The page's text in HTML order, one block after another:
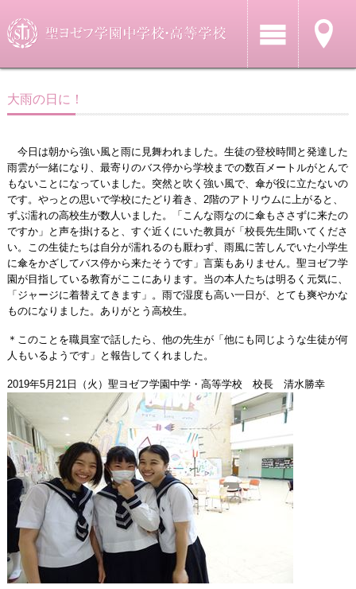
大雨の日に！
今日は朝から強い風と雨に見舞われました。生徒の登校時間と発達した
雨雲が一緒になり、最寄りのバス停から学校までの数百メートルがとんで
もないことになっていました。突然と吹く強い風で、傘が役に立たないの
です。やっとの思いで学校にたどり着き、2階のアトリウムに上がると、
ずぶ濡れの高校生が数人いました。「こんな雨なのに傘もささずに来たの
ですか」と声を掛けると、すぐ近くにいた教員が「校長先生聞いてくださ
い。この生徒たちは自分が濡れるのも厭わず、雨風に苦しんでいた小学生
に傘をかざしてバス停から来たそうです」言葉もありません。聖ヨゼフ学
園が目指している教育がここにあります。当の本人たちは明るく元気に、
「ジャージに着替えてきます」。雨で湿度も高い一日が、とても爽やかな
ものになりました。ありがとう高校生。
＊このことを職員室で話したら、他の先生が「他にも同じような生徒が何
人もいるようです」と報告してくれました。
2019年5月21日（火）聖ヨゼフ学園中学・高等学校 校長 清水勝幸